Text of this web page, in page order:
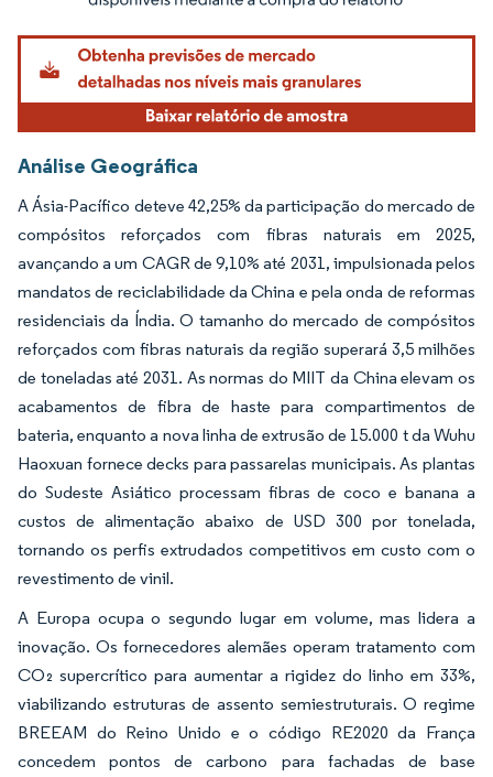
Análise Geográfica
A Ásia-Pacífico deteve 42,25% da participação do mercado de
compósitos reforçados com fibras naturais em 2025,
avançando a um CAGR de 9,10% até 2031, impulsionada pelos
mandatos de reciclabilidade da China e pela onda de reformas
residenciais da Índia. O tamanho do mercado de compósitos
reforçados com fibras naturais da região superará 3,5 milhões
de toneladas até 2031. As normas do MIIT da China elevam os
acabamentos de fibra de haste para compartimentos de
bateria, enquanto a nova linha de extrusão de 15.000 t da Wuhu
Haoxuan fornece decks para passarelas municipais. As plantas
do Sudeste Asiático processam fibras de coco e banana a
custos de alimentação abaixo de USD 300 por tonelada,
tornando os perfis extrudados competitivos em custo com o
revestimento de vinil.
A Europa ocupa o segundo lugar em volume, mas lidera a
inovação. Os fornecedores alemães operam tratamento com
CO₂ supercrítico para aumentar a rigidez do linho em 33%,
viabilizando estruturas de assento semiestruturais. O regime
BREEAM do Reino Unido e o código RE2020 da França
concedem pontos de carbono para fachadas de base